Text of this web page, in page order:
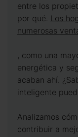
entre los
por qué. Los
numerosas
, como una
energética y
acaban ahí.
inteligente
Analizamos
contribuir a